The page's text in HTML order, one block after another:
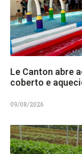
Le Canton abre
coberto e
09/08/2026